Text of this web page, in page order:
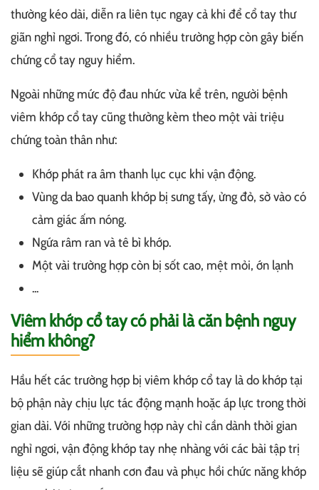
thường kéo dài, diễn ra liên tục ngay cả khi để cổ tay thư
giãn nghỉ ngơi. Trong đó, có nhiều trường hợp còn gây biến
chứng cổ tay nguy hiểm.
Ngoài những mức độ đau nhức vừa kể trên, người bệnh
viêm khớp cổ tay cũng thường kèm theo một vài triệu
chứng toàn thân như:
Khớp phát ra âm thanh lục cục khi vận động.
Vùng da bao quanh khớp bị sưng tấy, ửng đỏ, sờ vào có
cảm giác ấm nóng.
Ngứa râm ran và tê bì khớp.
Một vài trường hợp còn bị sốt cao, mệt mỏi, ớn lạnh
...
Viêm khớp cổ tay có phải là căn bệnh nguy
hiểm không?
Hầu hết các trường hợp bị viêm khớp cổ tay là do khớp tại
bộ phận này chịu lực tác động mạnh hoặc áp lực trong thời
gian dài. Với những trường hợp này chỉ cần dành thời gian
nghỉ ngơi, vận động khớp tay nhẹ nhàng với các bài tập trị
liệu sẽ giúp cắt nhanh cơn đau và phục hồi chức năng khớp